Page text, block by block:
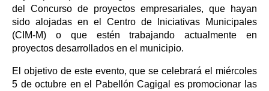
del Concurso de proyectos empresariales, que hayan
sido alojadas en el Centro de Iniciativas Municipales
(CIM-M) o que estén trabajando actualmente en
proyectos desarrollados en el municipio.
El objetivo de este evento, que se celebrará el miércoles
5 de octubre en el Pabellón Cagigal es promocionar las